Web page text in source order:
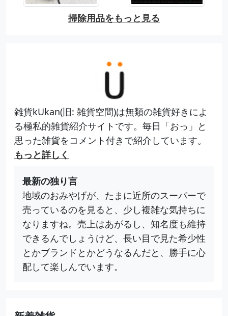
掃除用品をもっと見る
雑貨kUkan(旧: 雑貨空間)は無類の雑貨好きによ
る極私的雑貨紹介サイトです。毎日「おっ」と
思った雑貨をコメント付きで紹介しています。
もっと詳しく
最新の独り言
地域のおみやげが、たまに近所のスーパーで
売っているのを見ると、少し複雑な気持ちに
なりますね。売上はあがるし、知名度も維持
できるんでしょうけど、長い目で見た希少性
とかブランドとかどうなるんだと、勝手に心
配して楽しんでいます。